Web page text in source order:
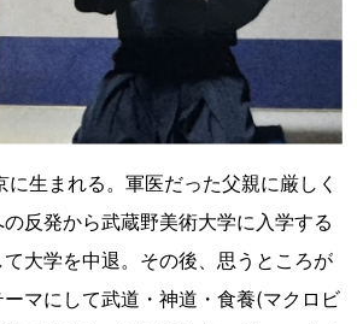
生まれる。軍医だった父親に厳しく
反発から武蔵野美術大学に入学する
大学を中退。その後、思うところが
マにして武道・神道・食養(マクロビ